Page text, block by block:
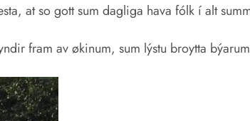
at so gott sum dagliga hava fólk í alt
fram av økinum, sum lýstu broytta